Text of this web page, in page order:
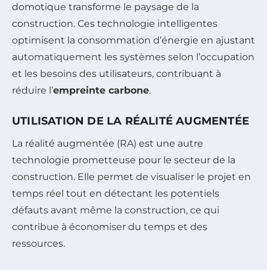
domotique transforme le paysage de la
construction. Ces technologie intelligentes
optimisent la consommation d’énergie en ajustant
automatiquement les systèmes selon l’occupation
et les besoins des utilisateurs, contribuant à
réduire l’empreinte carbone.
UTILISATION DE LA RÉALITÉ AUGMENTÉE
La réalité augmentée (RA) est une autre
technologie prometteuse pour le secteur de la
construction. Elle permet de visualiser le projet en
temps réel tout en détectant les potentiels
défauts avant même la construction, ce qui
contribue à économiser du temps et des
ressources.